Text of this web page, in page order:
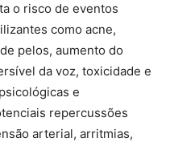
o risco de eventos
como acne,
pelos, aumento do
da voz, toxicidade e
e
repercussões
arterial, arritmias,